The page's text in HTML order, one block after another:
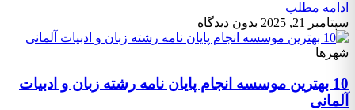
ادامه مطلب
سپتامبر 21, 2025
بدون دیدگاه
شهرها
10 بهترین موسسه انجام پایان نامه رشته زبان و ادبیات
آلمانی